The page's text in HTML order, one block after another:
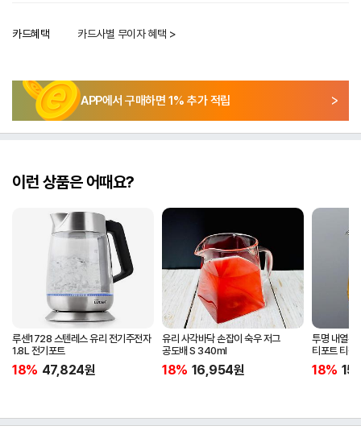
카드혜택 카드사별 무이자 혜택 >
APP에서 구매하면 1% 추가 적립
이런 상품은 어때요?
루센1728 스텐레스 유리 전기주전자
1.8L 전기포트
18% 47,824원
유리 사각바닥 손잡이 숙우 저그
공도배 S 340ml
18% 16,954원
투명 내열
티포트 티팟
18%